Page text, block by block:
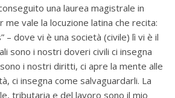
una laurea magistrale in
me vale la locuzione latina che recita:
– dove vi è una società (civile) lì vi è il
sono i nostri doveri civili ci insegna
i nostri diritti, ci apre la mente alle
ci insegna come salvaguardarli. La
tributaria e del lavoro sono il mio